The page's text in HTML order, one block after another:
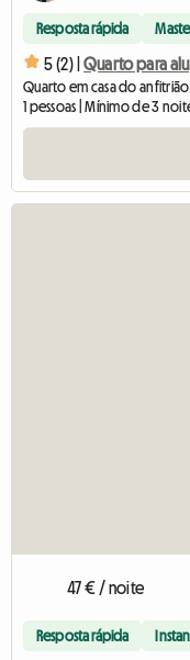
Resposta rápida
5 (2) | Quarto para
Quarto em casa do anfitrião
1 pessoas | Mínimo de 3
47 € / noite
Resposta rápida